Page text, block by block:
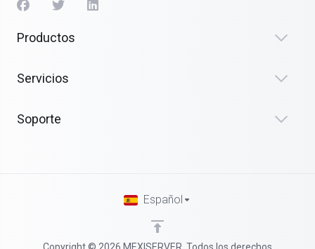
Productos
Servicios
Soporte
Español